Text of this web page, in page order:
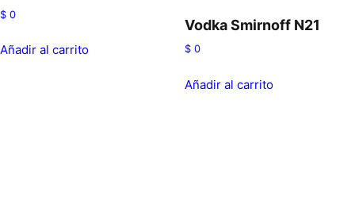
$ 0
Añadir al carrito
Vodka Smirnoff N21
$0
Añadir al carrito